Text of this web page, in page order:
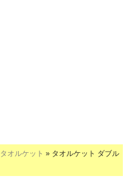
タオルケット » タオルケット ダブル